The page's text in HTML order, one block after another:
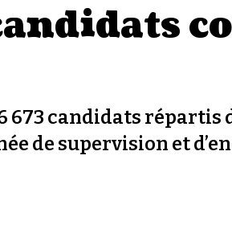
673 candidats répartis
de supervision et